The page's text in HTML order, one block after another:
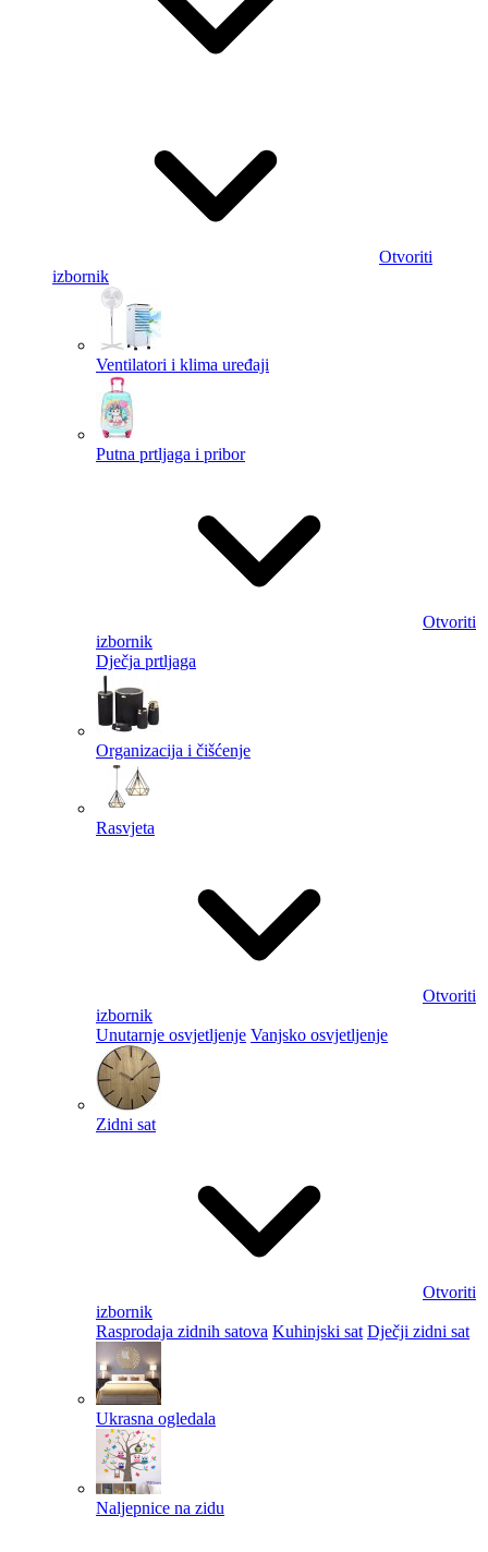
Otvoriti
izbornik
Ventilatori i klima uređaji
Putna prtljaga i pribor
Otvoriti
izbornik
Dječja prtljaga
Organizacija i čišćenje
Rasvjeta
Otvoriti
izbornik
Unutarnje osvjetljenje Vanjsko osvjetljenje
Zidni sat
Otvoriti
izbornik
Rasprodaja zidnih satova Kuhinjski sat Dječji zidni sat
Ukrasna ogledala
Naljepnice na zidu